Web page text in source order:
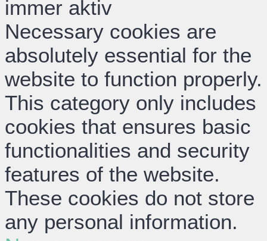
immer aktiv
Necessary cookies are
absolutely essential for the
website to function properly.
This category only includes
cookies that ensures basic
functionalities and security
features of the website.
These cookies do not store
any personal information.